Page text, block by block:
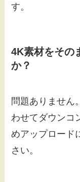
す。
4K素材をその
か？
問題ありません
わせてダウンコ
めアップロード
さい。